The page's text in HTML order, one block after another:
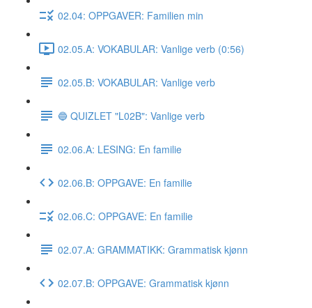
02.04: OPPGAVER: Familien min
02.05.A: VOKABULAR: Vanlige verb (0:56)
02.05.B: VOKABULAR: Vanlige verb
🔵 QUIZLET "L02B": Vanlige verb
02.06.A: LESING: En familie
02.06.B: OPPGAVE: En familie
02.06.C: OPPGAVE: En familie
02.07.A: GRAMMATIKK: Grammatisk kjønn
02.07.B: OPPGAVE: Grammatisk kjønn